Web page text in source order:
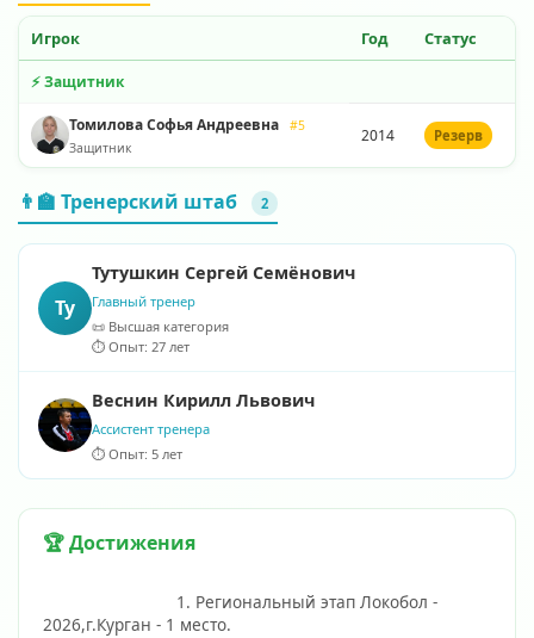
Игрок Год Статус
⚡ Защитник
Томилова Софья Андреевна
#5
Защитник
2014 Резерв
👨‍🏫 Тренерский штаб 2
Ту
Тутушкин Сергей Семëнович
Главный тренер
📜 Высшая категория
⏱️ Опыт: 27 лет
Веснин Кирилл Львович
Ассистент тренера
⏱️ Опыт: 5 лет
🏆 Достижения
2026,г.Курган - 1 место.